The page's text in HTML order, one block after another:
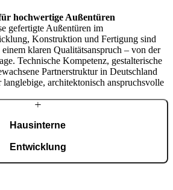
hochwertige Außentüren
gefertigte Außentüren im
Konstruktion und Fertigung sind
klaren Qualitätsanspruch – von der
Technische Kompetenz, gestalterische
Partnerstruktur in Deutschland
architektonisch anspruchsvolle
Hausinterne
Entwicklung